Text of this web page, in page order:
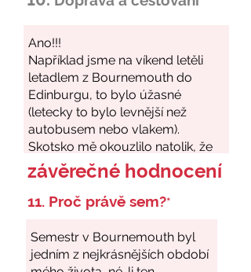
závěrečné hodnocení
11. Proč právě sem?*